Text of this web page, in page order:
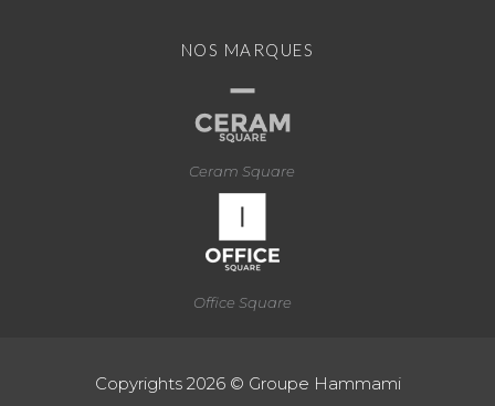
NOS MARQUES
Ceram Square
Office Square
Copyrights 2026 © Groupe Hammami